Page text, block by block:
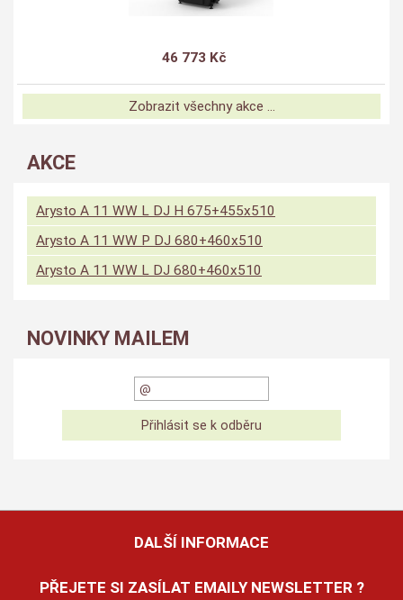
46 773 Kč
Zobrazit všechny akce ...
AKCE
Arysto A 11 WW L DJ H 675+455x510
Arysto A 11 WW P DJ 680+460x510
Arysto A 11 WW L DJ 680+460x510
NOVINKY MAILEM
DALŠÍ INFORMACE
PŘEJETE SI ZASÍLAT EMAILY NEWSLETTER ?